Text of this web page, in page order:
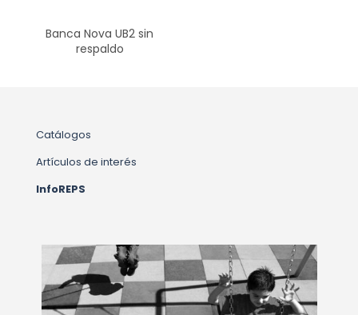
Banca Nova UB2 sin
respaldo
Catálogos
Artículos de interés
InfoREPS